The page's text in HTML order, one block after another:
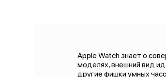
Apple Watch знает о
моделях, внешний вид
другие фишки умных